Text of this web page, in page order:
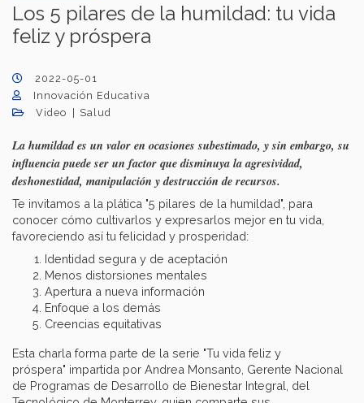
Los 5 pilares de la humildad: tu vida
feliz y próspera
2022-05-01
Innovación Educativa
Video
Salud
La humildad es un valor en ocasiones subestimado, y sin embargo, su
influencia puede ser un factor que disminuya la agresividad,
deshonestidad, manipulación y destrucción de recursos.
Te invitamos a la plática "5 pilares de la humildad", para
conocer cómo cultivarlos y expresarlos mejor en tu vida,
favoreciendo así tu felicidad y prosperidad:
Identidad segura y de aceptación
Menos distorsiones mentales
Apertura a nueva información
Enfoque a los demás
Creencias equitativas
Esta charla forma parte de la serie "Tu vida feliz y
próspera" impartida por Andrea Monsanto, Gerente Nacional
de Programas de Desarrollo de Bienestar Integral, del